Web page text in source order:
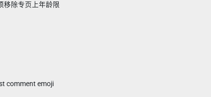
移除专页上年龄限
comment emoji